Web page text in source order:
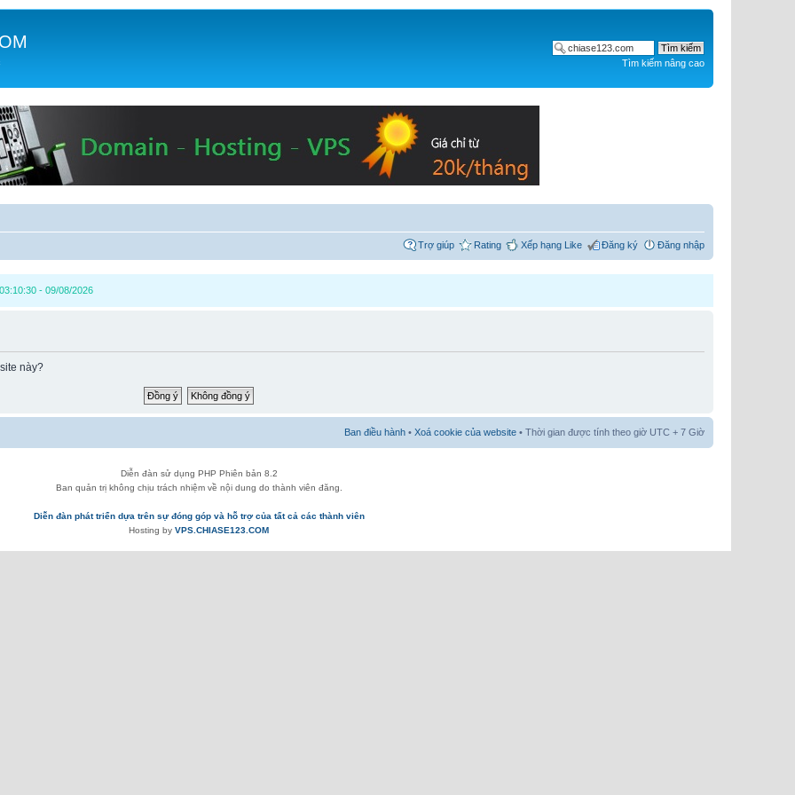
Tìm kiếm nâng cao
Trợ giúp Rating Xếp hạng Like Đăng ký Đăng nhập
- 09/08/2026
này?
Ban điều hành • Xoá cookie của website • Thời gian được tính theo giờ UTC + 7 Giờ
Diễn đàn sử dụng PHP Phiên bản 8.2
Ban quản trị không chịu trách nhiệm về nội dung do thành viên đăng.
Diễn đàn phát triển dựa trên sự đóng góp và hỗ trợ của tất cả các thành viên
Hosting by VPS.CHIASE123.COM